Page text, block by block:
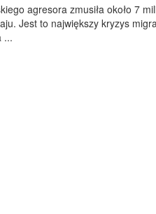
agresora zmusiła około 7
Jest to największy kryzys
...